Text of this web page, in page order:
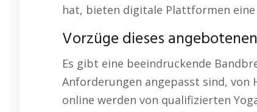
hat, bieten digitale Plattformen eine
Vorzüge dieses
Es gibt eine beeindruckende
Anforderungen angepasst sind, von
online werden von qualifizierten